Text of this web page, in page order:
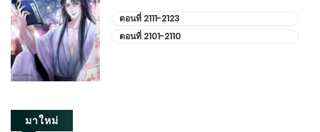
ตอนที่ 2111-2123
ตอนที่ 2101-2110
มาใหม่